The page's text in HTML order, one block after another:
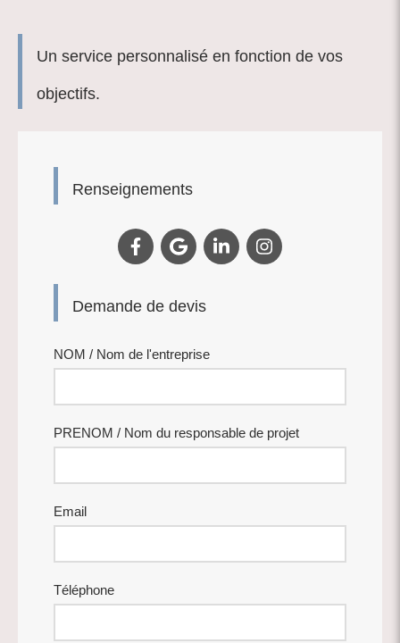
Un service personnalisé en fonction de vos
objectifs.
Renseignements
Demande de devis
NOM / Nom de l'entreprise
PRENOM / Nom du responsable de projet
Email
Téléphone